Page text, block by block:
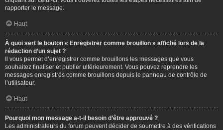
rapporter le message.
Haut
À quoi sert le bouton « Enregistrer comme brouillon » affiché lors de la
rédaction d’un sujet ?
Il vous permet d’enregistrer comme brouillons les messages que vous
souhaitez finaliser et publier ultérieurement. Vous pouvez reprendre les
messages enregistrés comme brouillons depuis le panneau de contrôle de
l’utilisateur.
Haut
Pourquoi mon message a-t-il besoin d’être approuvé ?
Les administrateurs du forum peuvent décider de soumettre à des vérifications